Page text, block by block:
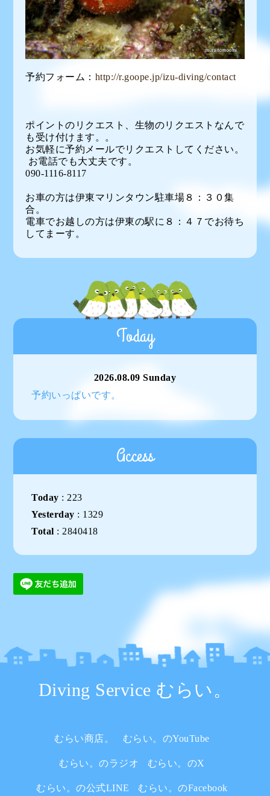
予約フォーム： http://r.goope.jp/izu-diving/contact
ポイントのリクエスト、生物のリクエストなんで
も受け付けます。。
お気軽に予約メールでリクエストしてください。
お電話でも大丈夫です。
090-1116-8117
お車の方は伊東マリンタウン駐車場８：３０集
合。
電車でお越しの方は伊東の駅に８：４７でお待ち
してまーす。
Today
2026.08.09 Sunday
予約いっぱいです。
Access
Today : 223
Yesterday : 1329
Total : 2840418
Diving Service むらい。
むらい商店。 むらい。のYouTube
むらい。のラジオ むらい。のX
むらい。の公式LINE むらい。のFacebook